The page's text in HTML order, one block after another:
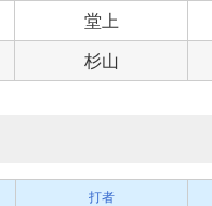
堂上
杉山
打者